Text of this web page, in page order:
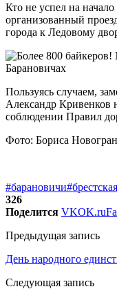
Кто не успел на
организованный
города к Ледовому
Пользуясь случаем,
Александр Кривенков
соблюдении Правил
Фото: Бориса
#барановичи
326
Поделится VKOK.ru
Предыдущая запись
День народного
Следующая запись